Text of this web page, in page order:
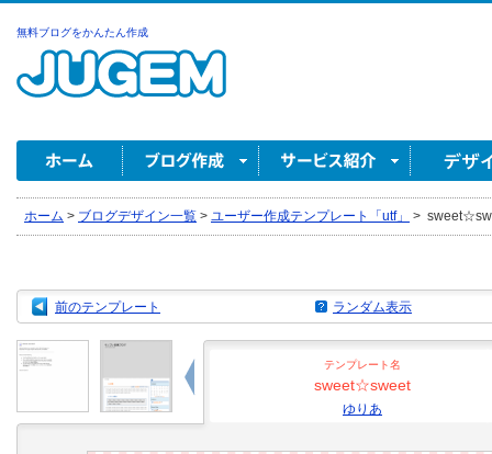
無料ブログをかんたん作成
ホーム > ブログデザイン一覧 > ユーザー作成テンプレート「utf」 >
前のテンプレート ランダム表示
テンプレート名
sweet☆sweet
ゆりあ